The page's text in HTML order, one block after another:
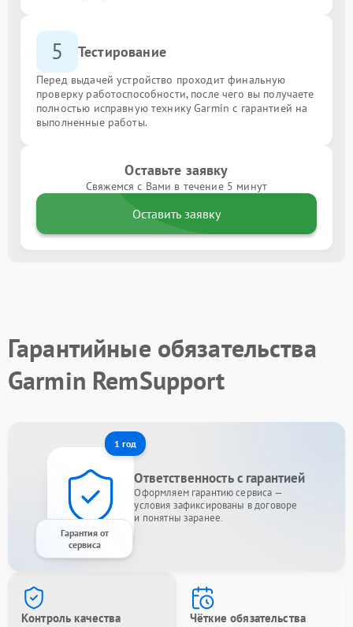
5 Тестирование
Перед выдачей устройство проходит финальную
проверку работоспособности, после чего вы получаете
полностью исправную технику Garmin с гарантией на
выполненные работы.
Оставьте заявку
Свяжемся с Вами в течение 5 минут
Оставить заявку
Гарантийные обязательства
Garmin RemSupport
1 год
Гарантия от
сервиса
Ответственность с гарантией
Оформляем гарантию сервиса —
условия зафиксированы в договоре
и понятны заранее.
Контроль качества Чёткие обязательства